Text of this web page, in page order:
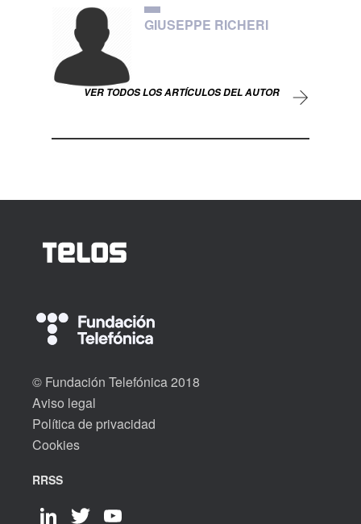
GIUSEPPE RICHERI
VER TODOS LOS ARTÍCULOS DEL AUTOR
© Fundación Telefónica 2018
Aviso legal
Política de privacidad
Cookies
RRSS
LinkedInTwitter